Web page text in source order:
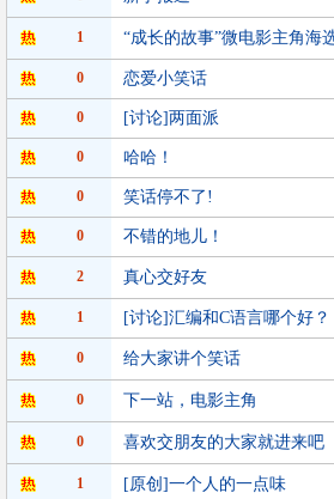
1 “成长的故事”微电影主角海
0 恋爱小笑话
0 [讨论]两面派
0 哈哈！
0 笑话停不了!
0 不错的地儿！
2 真心交好友
1 [讨论]汇编和C语言哪个好？
0 给大家讲个笑话
0 下一站，电影主角
0 喜欢交朋友的大家就进来吧
1 [原创]一个人的一点味